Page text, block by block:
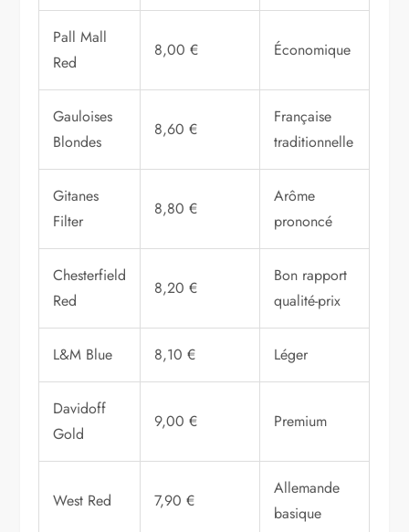
Pall Mall
Red
8,00 € Économique
Gauloises
Blondes
8,60 €
Française
traditionnelle
Gitanes
Filter
8,80 €
Arôme
prononcé
Chesterfield
Red
8,20 €
Bon rapport
qualité-prix
L&M Blue 8,10 € Léger
Davidoff
Gold
9,00 € Premium
West Red 7,90 €
Allemande
basique